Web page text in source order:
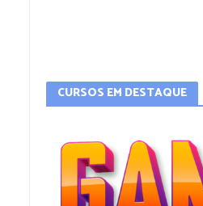
CURSOS EM DESTAQUE